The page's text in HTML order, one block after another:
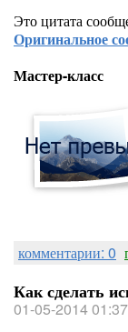
Это цитата
Оригинальное
Мастер-класс
комментарии: 0
Как сделать
01-05-2014 01:37